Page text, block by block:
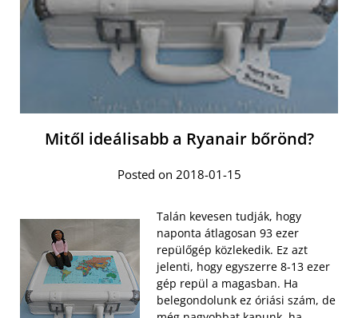
Mitől ideálisabb a Ryanair bőrönd?
Posted on 2018-01-15
Talán kevesen tudják, hogy
naponta átlagosan 93 ezer
repülőgép közlekedik. Ez azt
jelenti, hogy egyszerre 8-13 ezer
gép repül a magasban. Ha
belegondolunk ez óriási szám, de